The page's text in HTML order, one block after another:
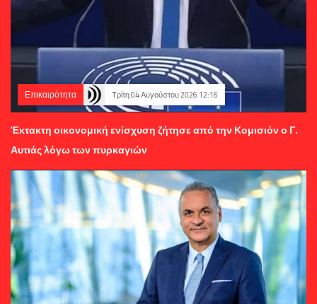
Επικαιρότητα Τρίτη 04 Αυγούστου 2026 12:16
Έκτακτη οικονομική ενίσχυση ζήτησε από την Κομισιόν ο Γ.
Αυτιάς λόγω των πυρκαγιών